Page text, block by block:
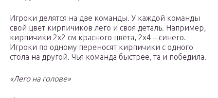
Игроки делятся на две команды. У каждой команды
свой цвет кирпичиков лего и своя деталь. Например,
кирпичики 2х2 см красного цвета, 2х4 – синего.
Игроки по одному переносят кирпичики с одного
стола на другой. Чья команда быстрее, та и победила.
«Лего на голове»